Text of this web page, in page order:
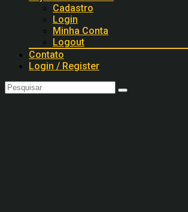
Cadastro
Login
Minha Conta
Logout
Contato
Login / Register